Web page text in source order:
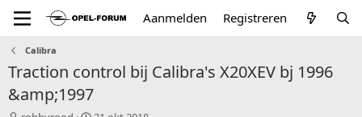
Aanmelden Registreren
Calibra
Traction control bij Calibra's X20XEV bj 1996
&amp;1997